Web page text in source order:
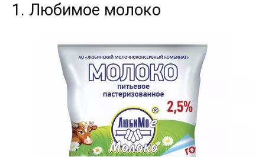
1. Любимое молоко